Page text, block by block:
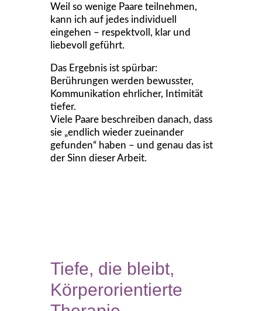
Weil so wenige Paare teilnehmen,
kann ich auf jedes individuell
eingehen – respektvoll, klar und
liebevoll geführt.
Das Ergebnis ist spürbar:
Berührungen werden bewusster,
Kommunikation ehrlicher, Intimität
tiefer.
Viele Paare beschreiben danach, dass
sie „endlich wieder zueinander
gefunden“ haben – und genau das ist
der Sinn dieser Arbeit.
Tiefe, die bleibt,
Körperorientierte